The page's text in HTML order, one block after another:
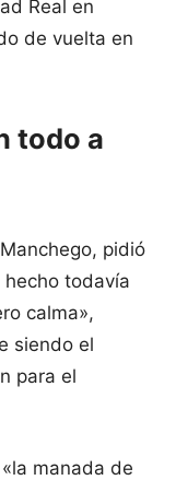
Real en
de vuelta en
todo a
pidió
todavía
calma»,
siendo el
para el
manada de